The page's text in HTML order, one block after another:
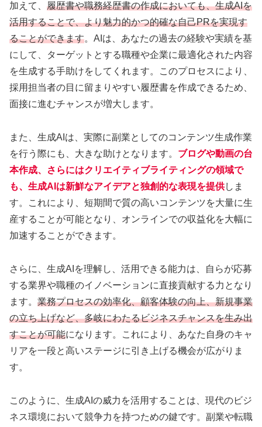
加えて、 履歴書や職務経歴書の作成においても、生成AIを
活用することで、より魅力的かつ的確な自己PRを実現す
ることができます。AIは、あなたの過去の経験や実績を基
にして、ターゲットとする職種や企業に最適化された内容
を生成する手助けをしてくれます。このプロセスにより、
採用担当者の目に留まりやすい履歴書を作成できるため、
面接に進むチャンスが増大します。
また、生成AIは、実際に副業としてのコンテンツ生成作業
を行う際にも、大きな助けとなります。 ブログや動画の台
本作成、さらにはクリエイティブライティングの領域で
も、生成AIは新鮮なアイデアと独創的な表現を提供しま
す。これにより、短期間で質の高いコンテンツを大量に生
産することが可能となり、オンラインでの収益化を大幅に
加速することができます。
さらに、生成AIを理解し、活用できる能力は、自らが応募
する業界や職種のイノベーションに直接貢献する力となり
ます。 業務プロセスの効率化、顧客体験の向上、新規事業
の立ち上げなど、多岐にわたるビジネスチャンスを生み出
すことが可能になります。これにより、あなた自身のキャ
リアを一段と高いステージに引き上げる機会が広がりま
す。
このように、生成AIの威力を活用することは、現代のビジ
ネス環境において競争力を持つための鍵です。副業や転職